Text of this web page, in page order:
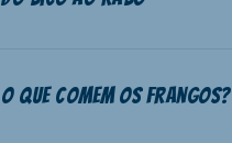
O que comem os frangos?